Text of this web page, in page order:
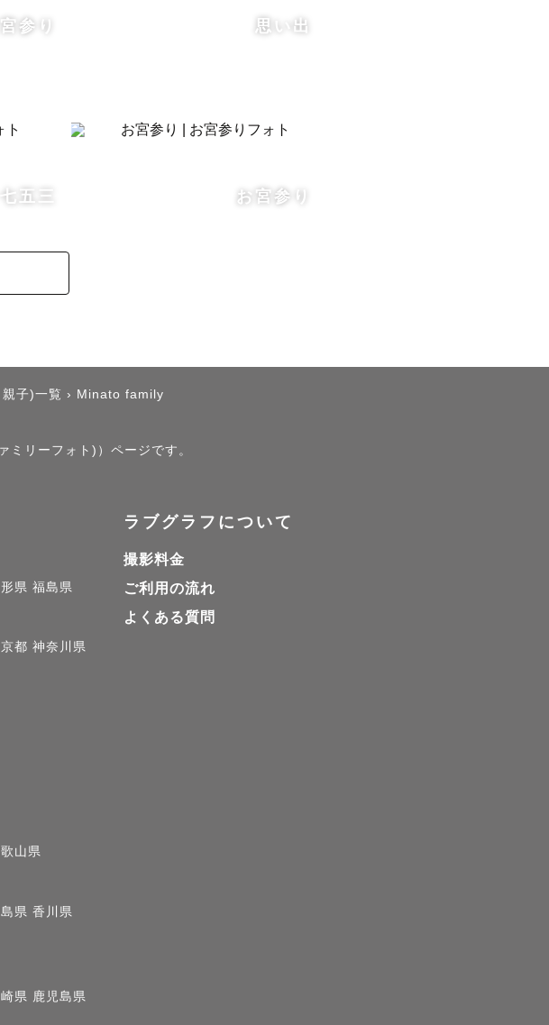
参り 思い出
七五三 お宮参り
子)一覧 › Minato family
リーフォト)）ページです。
県 福島県
都 神奈川県
山県
県 香川県
県 鹿児島県
ラブグラフについて
撮影料金
ご利用の流れ
よくある質問